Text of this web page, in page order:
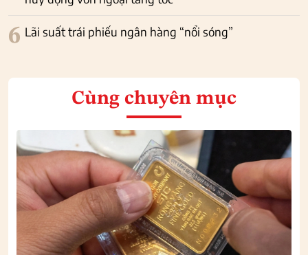
6 Lãi suất trái phiếu ngân hàng “nổi sóng”
Cùng chuyên mục